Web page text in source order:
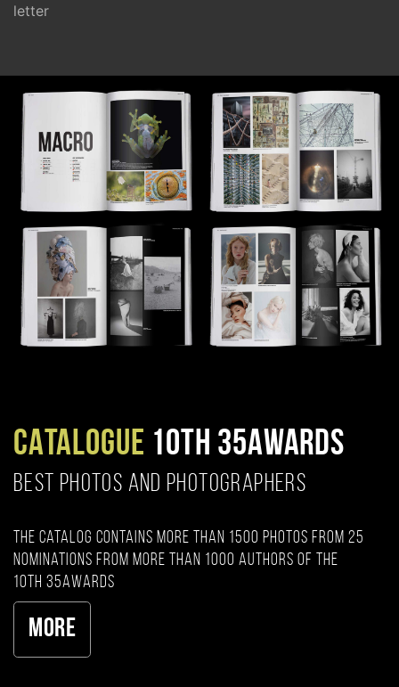
letter
CATALOGUE 10TH 35AWARDS
BEST PHOTOS AND PHOTOGRAPHERS
The catalog contains more than 1500 photos from 25
nominations from more than 1000 authors of the
10th 35AWARDS
More